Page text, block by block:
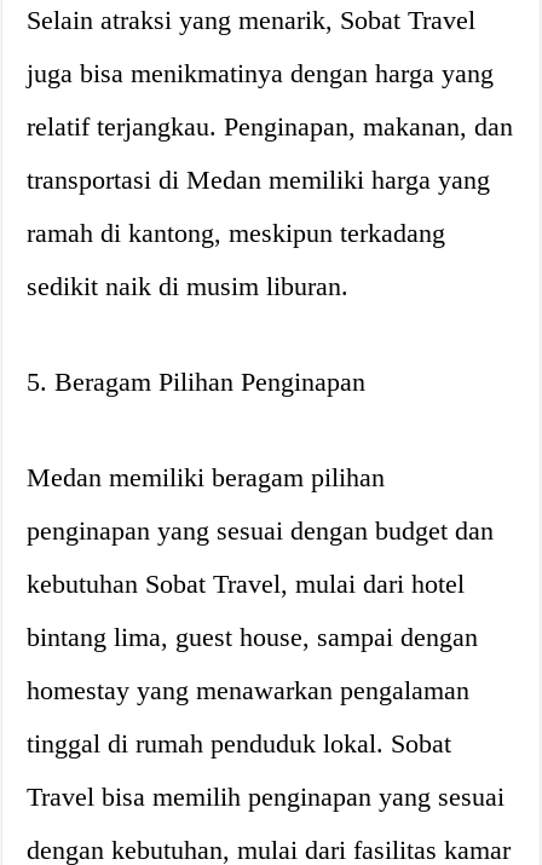
Selain atraksi yang menarik, Sobat Travel
juga bisa menikmatinya dengan harga yang
relatif terjangkau. Penginapan, makanan, dan
transportasi di Medan memiliki harga yang
ramah di kantong, meskipun terkadang
sedikit naik di musim liburan.
5. Beragam Pilihan Penginapan
Medan memiliki beragam pilihan
penginapan yang sesuai dengan budget dan
kebutuhan Sobat Travel, mulai dari hotel
bintang lima, guest house, sampai dengan
homestay yang menawarkan pengalaman
tinggal di rumah penduduk lokal. Sobat
Travel bisa memilih penginapan yang sesuai
dengan kebutuhan, mulai dari fasilitas kamar